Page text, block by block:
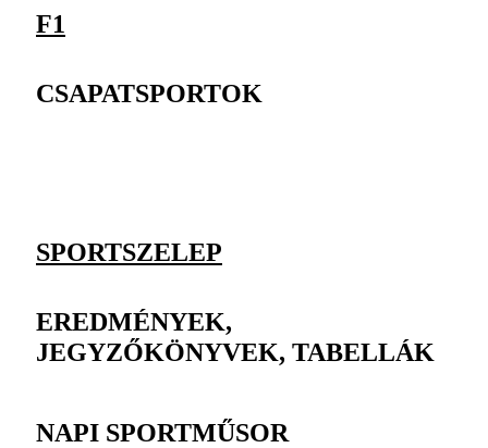
F1
CSAPATSPORTOK
SPORTSZELEP
EREDMÉNYEK,
JEGYZŐKÖNYVEK, TABELLÁK
NAPI SPORTMŰSOR